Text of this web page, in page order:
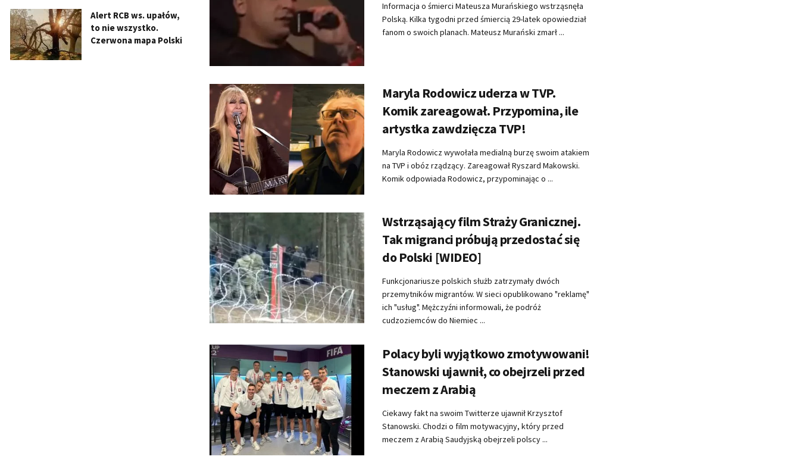
Informacja o śmierci Mateusza Murańskiego wstrząsnęła
Polską. Kilka tygodni przed śmiercią 29-latek opowiedział
fanom o swoich planach. Mateusz Murański zmarł ...
Maryla Rodowicz uderza w TVP.
Komik zareagował. Przypomina, ile
artystka zawdzięcza TVP!
Maryla Rodowicz wywołała medialną burzę swoim atakiem
na TVP i obóz rządzący. Zareagował Ryszard Makowski.
Komik odpowiada Rodowicz, przypominając o ...
Wstrząsający film Straży Granicznej.
Tak migranci próbują przedostać się
do Polski [WIDEO]
Funkcjonariusze polskich służb zatrzymały dwóch
przemytników migrantów. W sieci opublikowano "reklamę"
ich "usług". Mężczyźni informowali, że podróż
cudzoziemców do Niemiec ...
Polacy byli wyjątkowo zmotywowani!
Stanowski ujawnił, co obejrzeli przed
meczem z Arabią
Ciekawy fakt na swoim Twitterze ujawnił Krzysztof
Stanowski. Chodzi o film motywacyjny, który przed
meczem z Arabią Saudyjską obejrzeli polscy ...
Alert RCB ws. upałów,
to nie wszystko.
Czerwona mapa Polski